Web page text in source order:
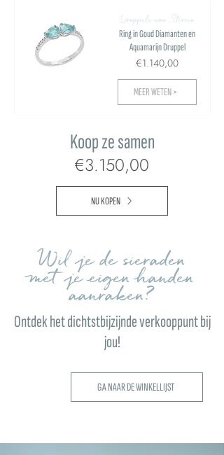
Druppels van Sterren
Ring in Goud Diamanten en
Aquamarijn Druppel
€1.140,00
MEER WETEN >
Koop ze samen
€3.150,00
NU KOPEN
Wil je de sieraden
met je eigen handen
aanraken?
Ontdek het dichtstbijzijnde verkooppunt bij
jou!
GA NAAR DE WINKELLIJST